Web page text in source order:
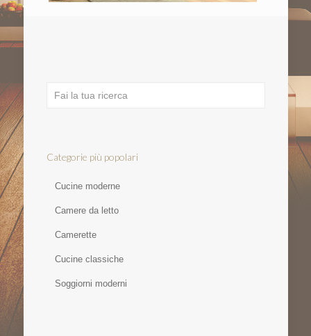
Categorie più popolari
Cucine moderne
Camere da letto
Camerette
Cucine classiche
Soggiorni moderni